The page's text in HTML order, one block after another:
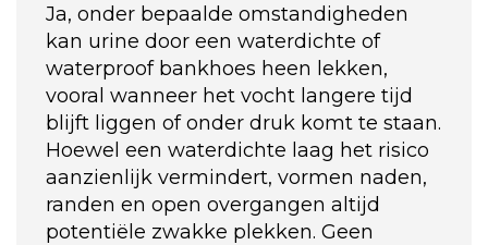
Ja, onder bepaalde omstandigheden
kan urine door een waterdichte of
waterproof bankhoes heen lekken,
vooral wanneer het vocht langere tijd
blijft liggen of onder druk komt te staan.
Hoewel een waterdichte laag het risico
aanzienlijk vermindert, vormen naden,
randen en open overgangen altijd
potentiële zwakke plekken. Geen